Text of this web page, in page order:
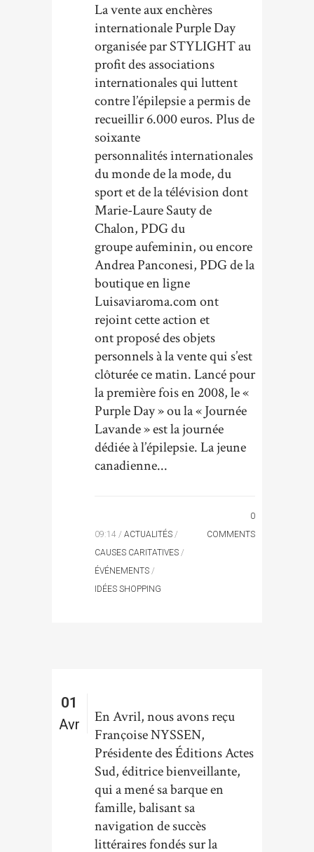
La vente aux enchères
internationale Purple Day
organisée par STYLIGHT au
profit des associations
internationales qui luttent
contre l’épilepsie a permis de
recueillir 6.000 euros. Plus de
soixante
personnalités internationales
du monde de la mode, du
sport et de la télévision dont
Marie-Laure Sauty de
Chalon, PDG du
groupe aufeminin, ou encore
Andrea Panconesi, PDG de la
boutique en ligne
Luisaviaroma.com ont
rejoint cette action et
ont proposé des objets
personnels à la vente qui s’est
clôturée ce matin. Lancé pour
la première fois en 2008, le «
Purple Day » ou la « Journée
Lavande » est la journée
dédiée à l’épilepsie. La jeune
canadienne...
09:14 / ACTUALITÉS /
CAUSES CARITATIVES /
ÉVÉNEMENTS /
IDÉES SHOPPING
0
COMMENTS
01
Avr
En Avril, nous avons reçu
Françoise NYSSEN,
Présidente des Éditions Actes
Sud, éditrice bienveillante,
qui a mené sa barque en
famille, balisant sa
navigation de succès
littéraires fondés sur la